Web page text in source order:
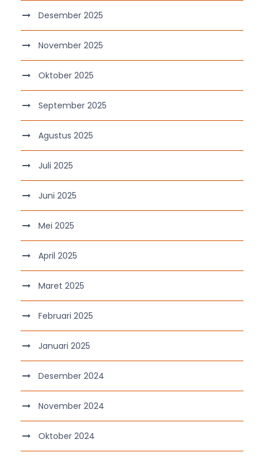
Desember 2025
November 2025
Oktober 2025
September 2025
Agustus 2025
Juli 2025
Juni 2025
Mei 2025
April 2025
Maret 2025
Februari 2025
Januari 2025
Desember 2024
November 2024
Oktober 2024